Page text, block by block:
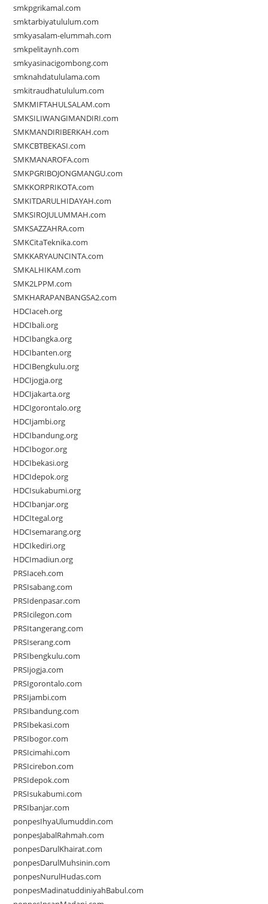
smkpgrikamal.com
smktarbiyatululum.com
smkyasalam-elummah.com
smkpelitaynh.com
smkyasinacigombong.com
smknahdatululama.com
smkitraudhatululum.com
SMKMIFTAHULSALAM.com
SMKSILIWANGIMANDIRI.com
SMKMANDIRIBERKAH.com
SMKCBTBEKASI.com
SMKMANAROFA.com
SMKPGRIBOJONGMANGU.com
SMKKORPRIKOTA.com
SMKITDARULHIDAYAH.com
SMKSIROJULUMMAH.com
SMKSAZZAHRA.com
SMKCitaTeknika.com
SMKKARYAUNCINTA.com
SMKALHIKAM.com
SMK2LPPM.com
SMKHARAPANBANGSA2.com
HDCIaceh.org
HDCIbali.org
HDCIbangka.org
HDCIbanten.org
HDCIBengkulu.org
HDCIjogja.org
HDCIjakarta.org
HDCIgorontalo.org
HDCIjambi.org
HDCIbandung.org
HDCIbogor.org
HDCIbekasi.org
HDCIdepok.org
HDCIsukabumi.org
HDCIbanjar.org
HDCItegal.org
HDCIsemarang.org
HDCIkediri.org
HDCImadiun.org
PRSIaceh.com
PRSIsabang.com
PRSIdenpasar.com
PRSIcilegon.com
PRSItangerang.com
PRSIserang.com
PRSIbengkulu.com
PRSIjogja.com
PRSIgorontalo.com
PRSIjambi.com
PRSIbandung.com
PRSIbekasi.com
PRSIbogor.com
PRSIcimahi.com
PRSIcirebon.com
PRSIdepok.com
PRSIsukabumi.com
PRSIbanjar.com
ponpesIhyaUlumuddin.com
ponpesJabalRahmah.com
ponpesDarulKhairat.com
ponpesDarulMuhsinin.com
ponpesNurulHudas.com
ponpesMadinatuddiniyahBabul.com